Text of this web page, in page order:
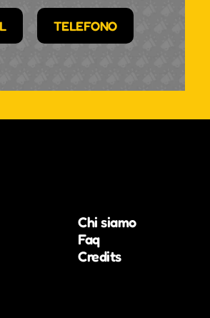
TELEFONO
Chi siamo
Faq
Credits